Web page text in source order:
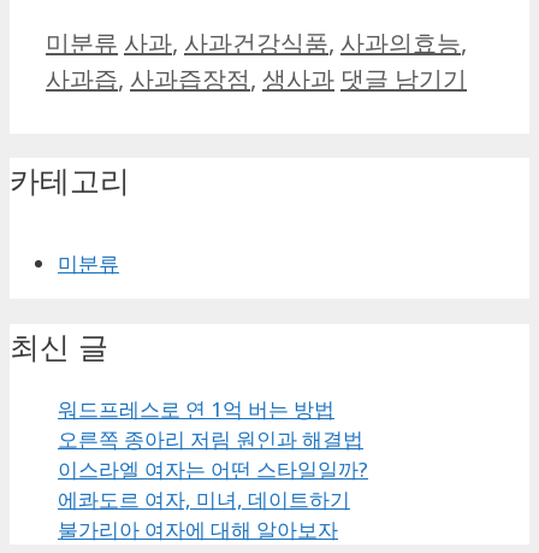
카
테
미분류 태
그
사과, 사과건강식품, 사과의효능,
사과즙, 사과즙장점, 생사과 댓글 남기기
카테고리
미분류
최신 글
워드프레스로 연 1억 버는 방법
오른쪽 종아리 저림 원인과 해결법
이스라엘 여자는 어떤 스타일일까?
에콰도르 여자, 미녀, 데이트하기
불가리아 여자에 대해 알아보자